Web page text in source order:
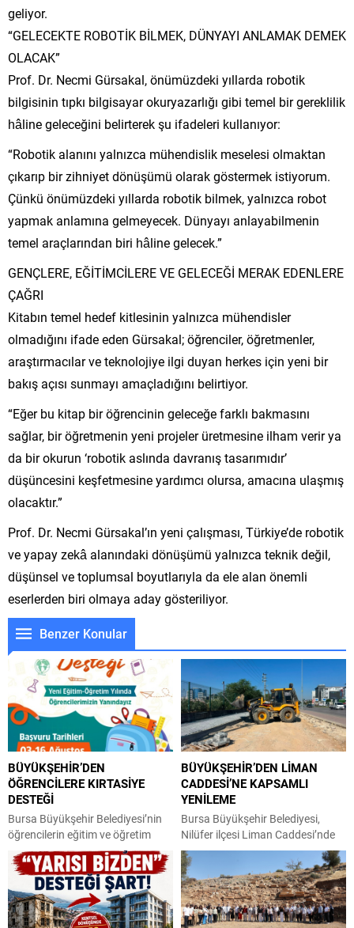
geliyor.
“GELECEKTE ROBOTİK BİLMEK, DÜNYAYI ANLAMAK DEMEK
OLACAK”
Prof. Dr. Necmi Gürsakal, önümüzdeki yıllarda robotik
bilgisinin tıpkı bilgisayar okuryazarlığı gibi temel bir gereklilik
hâline geleceğini belirterek şu ifadeleri kullanıyor:
“Robotik alanını yalnızca mühendislik meselesi olmaktan
çıkarıp bir zihniyet dönüşümü olarak göstermek istiyorum.
Çünkü önümüzdeki yıllarda robotik bilmek, yalnızca robot
yapmak anlamına gelmeyecek. Dünyayı anlayabilmenin
temel araçlarından biri hâline gelecek.”
GENÇLERE, EĞİTİMCİLERE VE GELECEĞİ MERAK EDENLERE
ÇAĞRI
Kitabın temel hedef kitlesinin yalnızca mühendisler
olmadığını ifade eden Gürsakal; öğrenciler, öğretmenler,
araştırmacılar ve teknolojiye ilgi duyan herkes için yeni bir
bakış açısı sunmayı amaçladığını belirtiyor.
“Eğer bu kitap bir öğrencinin geleceğe farklı bakmasını
sağlar, bir öğretmenin yeni projeler üretmesine ilham verir ya
da bir okurun ‘robotik aslında davranış tasarımıdır’
düşüncesini keşfetmesine yardımcı olursa, amacına ulaşmış
olacaktır.”
Prof. Dr. Necmi Gürsakal’ın yeni çalışması, Türkiye’de robotik
ve yapay zekâ alanındaki dönüşümü yalnızca teknik değil,
düşünsel ve toplumsal boyutlarıyla da ele alan önemli
eserlerden biri olmaya aday gösteriliyor.
Benzer Konular
BÜYÜKŞEHİR’DEN
ÖĞRENCİLERE KIRTASİYE
DESTEĞİ
Bursa Büyükşehir Belediyesi’nin
öğrencilerin eğitim ve öğretim
hayatına katkıda bulunmak
amacıyla hayata geçirdiği
‘Kırtasiye Desteği’ne başvurular
başladı. Büyükşehir Belediyesi,
Bursa Yuvam Çocuk Etkinlik
BÜYÜKŞEHİR’DEN LİMAN
CADDESİ’NE KAPSAMLI
YENİLEME
Bursa Büyükşehir Belediyesi,
Nilüfer ilçesi Liman Caddesi’nde
yağmur suyu ve kanalizasyon
hattı çalışmalarını nihayete
erdirerek parke ve asfalt kaplama
sürecine başladı. Büyükşehir
Belediyesi BUSKİ Genel